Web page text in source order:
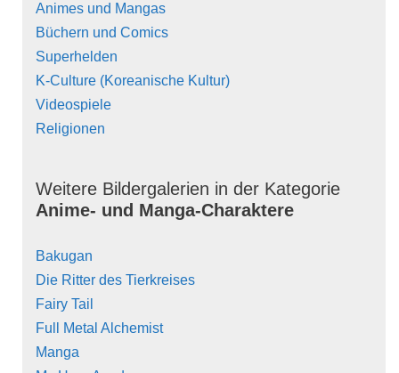
Animes und Mangas
Büchern und Comics
Superhelden
K-Culture (Koreanische Kultur)
Videospiele
Religionen
Weitere Bildergalerien in der Kategorie
Anime- und Manga-Charaktere
Bakugan
Die Ritter des Tierkreises
Fairy Tail
Full Metal Alchemist
Manga